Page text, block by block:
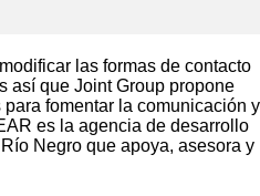
las formas de contacto
así que Joint Group propone
fomentar la comunicación y
es la agencia de desarrollo
Negro que apoya, asesora y